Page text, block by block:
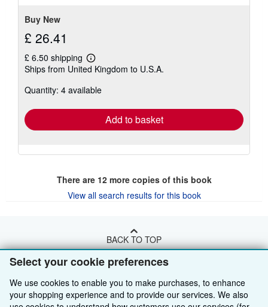
Select your cookie preferences
We use cookies to enable you to make purchases, to enhance
your shopping experience and to provide our services. We also
Buy New
£ 26.41
£ 6.50 shipping
Learn
more
shipping
Ships from United Kingdom to U.S.A.
Quantity: 4 available
Add to basket
There are 12more copies of this book
View all search results for this book
BACK TO TOP
Shop With Us
Advanced Search
Sell With Us